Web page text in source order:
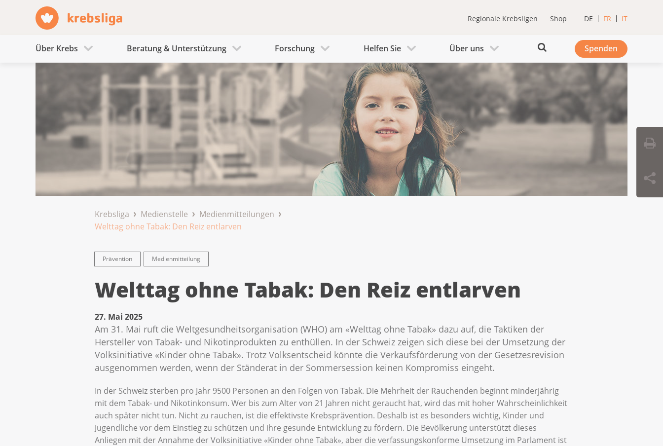
Regionale Krebsligen Shop DE FR IT
Über Krebs Beratung & Unterstützung Forschung Helfen Sie Über uns Spenden
Krebsliga Medienstelle
Medienmitteilungen
Welttag ohne Tabak: Den Reiz entlarven
Prävention Medienmitteilung
Welttag ohne Tabak: Den Reiz entlarven
27. Mai 2025
Am 31. Mai ruft die Weltgesundheitsorganisation (WHO) am «Welttag ohne Tabak» dazu auf, die Taktiken der
Hersteller von Tabak- und Nikotinprodukten zu enthüllen. In der Schweiz zeigen sich diese bei der Umsetzung der
Volksinitiative «Kinder ohne Tabak». Trotz Volksentscheid könnte die Verkaufsförderung von der Gesetzesrevision
ausgenommen werden, wenn der Ständerat in der Sommersession keinen Kompromiss eingeht.
In der Schweiz sterben pro Jahr 9500 Personen an den Folgen von Tabak. Die Mehrheit der Rauchenden beginnt minderjährig
mit dem Tabak- und Nikotinkonsum. Wer bis zum Alter von 21 Jahren nicht geraucht hat, wird das mit hoher Wahrscheinlichkeit
auch später nicht tun. Nicht zu rauchen, ist die effektivste Krebsprävention. Deshalb ist es besonders wichtig, Kinder und
Jugendliche vor dem Einstieg zu schützen und ihre gesunde Entwicklung zu fördern. Die Bevölkerung unterstützt dieses
Anliegen mit der Annahme der Volksinitiative «Kinder ohne Tabak», aber die verfassungskonforme Umsetzung im Parlament ist